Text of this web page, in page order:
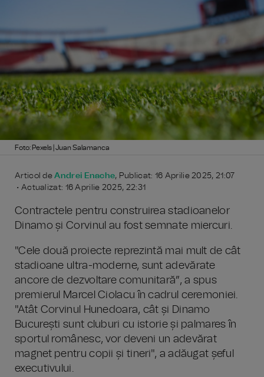
Foto: Pexels | Juan Salamanca
Articol deAndrei Enache, Publicat: 16 Aprilie 2025, 21:07
• Actualizat: 16 Aprilie 2025, 22:31
Contractele pentru construirea stadioanelor
Dinamo și Corvinul au fost semnate miercuri.
"Cele două proiecte reprezintă mai mult de cât
stadioane ultra-moderne, sunt adevărate
ancore de dezvoltare comunitară”, a spus
premierul Marcel Ciolacu în cadrul ceremoniei.
"Atât Corvinul Hunedoara, cât și Dinamo
București sunt cluburi cu istorie și palmares în
sportul românesc, vor deveni un adevărat
magnet pentru copii și tineri", a adăugat șeful
executivului.